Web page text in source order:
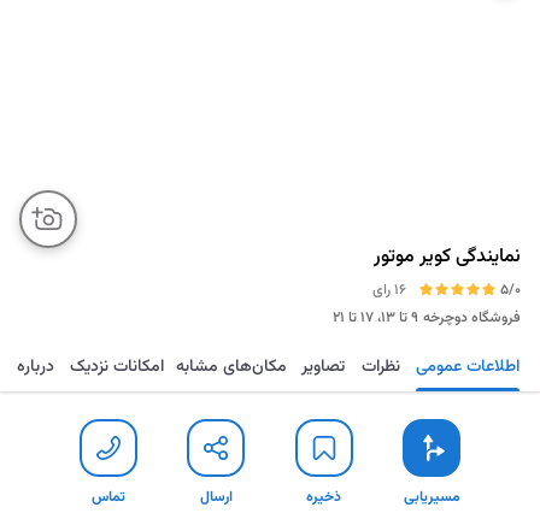
نمایندگی کویر موتور
5/0
16 رای
فروشگاه دوچرخه ۹ تا ۱۳، ۱۷ تا ۲۱
مسیریابی ذخیره ارسال تماس اطلاعات عمومی نظرات تصاویر مکان‌های مشابه امکانات نزدیک درباره
مسیریابی ذخیره ارسال تماس